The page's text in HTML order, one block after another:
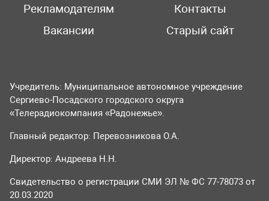
Рекламодателям
Контакты
Вакансии
Старый сайт
Учредитель: Муниципальное автономное учреждение
Сергиево-Посадского городского округа
«Телерадиокомпания «Радонежье».
Главный редактор: Перевозникова О.А.
Директор: Андреева Н.Н.
Свидетельство о регистрации СМИ ЭЛ № ФС 77-78073 от
20.03.2020